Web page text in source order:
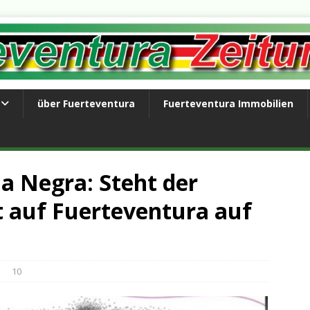
über Fuerteventura Fuerteventura Immobilien
Negra: Steht der
auf Fuerteventura auf
10